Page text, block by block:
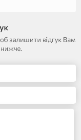
залишити відгук Вам